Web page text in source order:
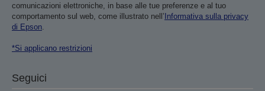
comunicazioni elettroniche, in base alle tue preferenze e al tuo
comportamento sul web, come illustrato nell’ Informativa sulla privacy
di Epson.
*Si applicano restrizioni
Seguici